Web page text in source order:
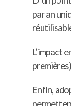
par an
L’impact
Enfin,